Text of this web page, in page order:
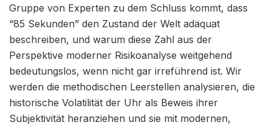
Gruppe von Experten zu dem Schluss kommt, dass
“85 Sekunden” den Zustand der Welt adäquat
beschreiben, und warum diese Zahl aus der
Perspektive moderner Risikoanalyse weitgehend
bedeutungslos, wenn nicht gar irreführend ist. Wir
werden die methodischen Leerstellen analysieren, die
historische Volatilität der Uhr als Beweis ihrer
Subjektivität heranziehen und sie mit modernen,